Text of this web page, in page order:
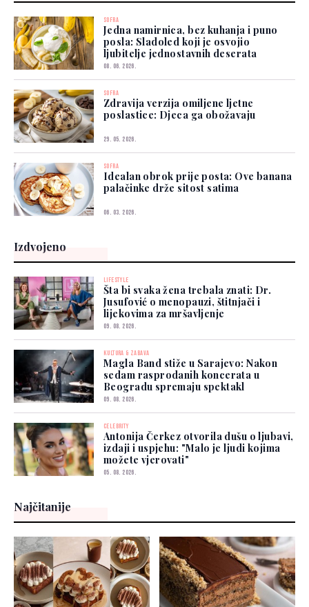
SOFRA
Jedna namirnica, bez kuhanja i puno
posla: Sladoled koji je osvojio
ljubitelje jednostavnih deserata
08. 06. 2026.
SOFRA
Zdravija verzija omiljene ljetne
poslastice: Djeca ga obožavaju
29. 05. 2026.
SOFRA
Idealan obrok prije posta: Ove banana
palačinke drže sitost satima
06. 03. 2026.
Izdvojeno
LIFESTYLE
Šta bi svaka žena trebala znati: Dr.
Jusufović o menopauzi, štitnjači i
lijekovima za mršavljenje
09. 08. 2026.
KULTURA & ZABAVA
Magla Band stiže u Sarajevo: Nakon
sedam rasprodanih koncerata u
Beogradu spremaju spektakl
09. 08. 2026.
CELEBRITY
Antonija Čerkez otvorila dušu o ljubavi,
izdaji i uspjehu: "Malo je ljudi kojima
možete vjerovati"
05. 08. 2026.
Najčitanije